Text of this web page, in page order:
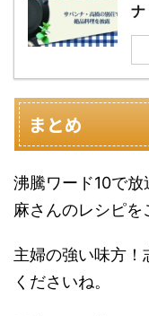
ナ
まとめ
沸騰ワード10で
麻さんのレシピを
主婦の強い味方！
くださいね。